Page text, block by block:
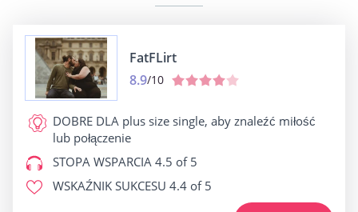
FatFLirt
8.9/10
DOBRE DLA plus size single, aby znaleźć miłość
lub połączenie
STOPA WSPARCIA 4.5 of 5
WSKAŹNIK SUKCESU 4.4 of 5